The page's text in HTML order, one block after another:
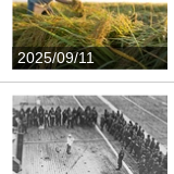
2025/09/11